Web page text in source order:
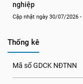
nghiệp
Cập nhật ngày 30/07/2026 -
Thống kê
Mã số GDCK NĐTNN